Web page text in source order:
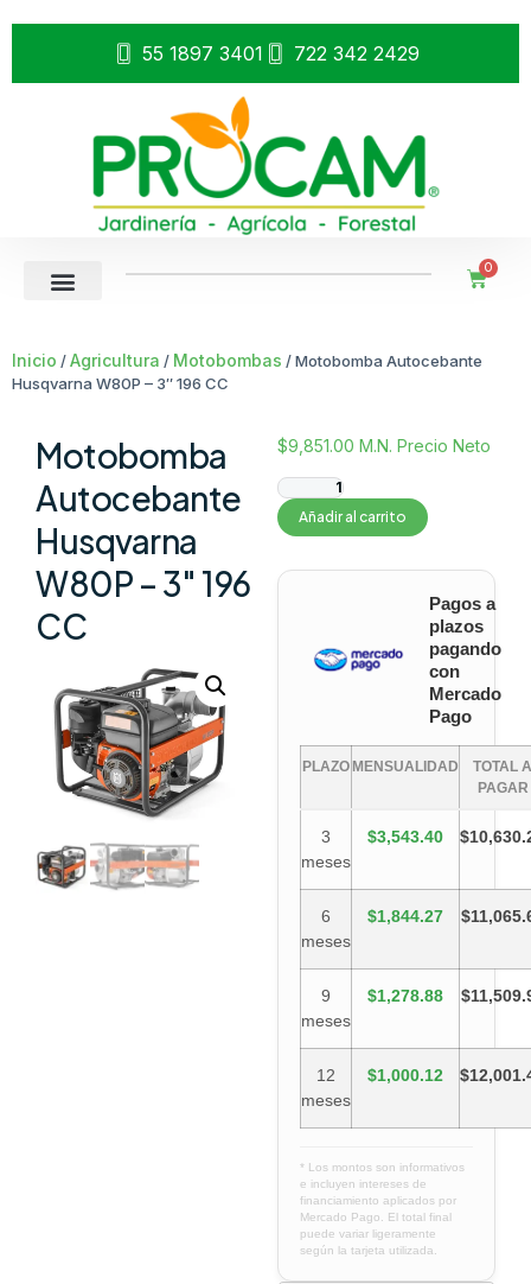
55 1897 3401 722 342 2429
0
Inicio /Agricultura / Motobombas / Motobomba Autocebante
Husqvarna W80P – 3″ 196 CC
Motobomba
Autocebante
Husqvarna
W80P – 3″ 196
CC
$9,851.00 M.N. Precio Neto
Añadir al carrito
Pagos a
plazos
pagando
con
Mercado
Pago
PLAZO MENSUALIDAD
TOTAL A
PAGAR
3
meses
$3,543.40
6
meses
$1,844.27
9
meses
$1,278.88
12
meses
$1,000.12
* Los montos son informativos
e incluyen intereses de
financiamiento aplicados por
Mercado Pago. El total final
puede variar ligeramente
según la tarjeta utilizada.